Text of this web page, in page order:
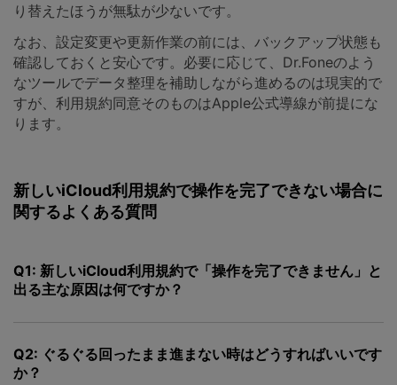
り替えたほうが無駄が少ないです。
なお、設定変更や更新作業の前には、バックアップ状態も
確認しておくと安心です。必要に応じて、Dr.Foneのよう
なツールでデータ整理を補助しながら進めるのは現実的で
すが、利用規約同意そのものはApple公式導線が前提にな
ります。
新しいiCloud利用規約で操作を完了できない場合に
関するよくある質問
Q1: 新しいiCloud利用規約で「操作を完了できません」と
出る主な原因は何ですか？
Q2: ぐるぐる回ったまま進まない時はどうすればいいです
か？